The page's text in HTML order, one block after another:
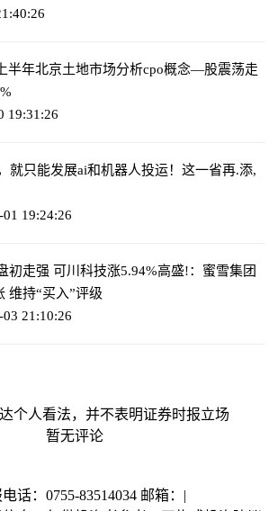
半年北京土地市场分析cpo概念—股震荡走
19:31:26
就只能发展ai和机器人投运！这一省再.添,
01 19:24:26
走强 可川科技涨5.94%高盛!：蜜雪集团
维持“买入”评级
03 21:10:26
个人看法，并不表明证券时报立场
暂无评论
话：0755-83514034 邮箱： |